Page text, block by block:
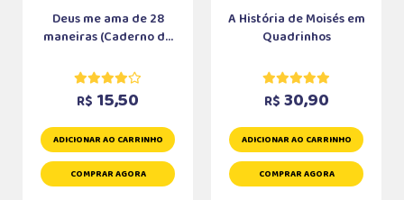
Deus me ama de 28
maneiras (Caderno d...
R$ 15,50
ADICIONAR AO CARRINHO
COMPRAR AGORA
A História de Moisés em
Quadrinhos
R$ 30,90
ADICIONAR AO CARRINHO
COMPRAR AGORA